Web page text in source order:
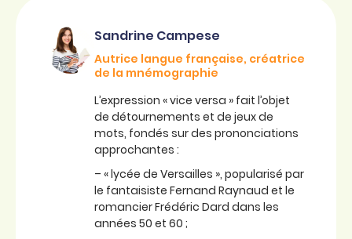
Sandrine Campese
Autrice langue française, créatrice
de la mnémographie
L’expression « vice versa » fait l’objet
de détournements et de jeux de
mots, fondés sur des prononciations
approchantes :
– « lycée de Versailles », popularisé par
le fantaisiste Fernand Raynaud et le
romancier Frédéric Dard dans les
années 50 et 60 ;